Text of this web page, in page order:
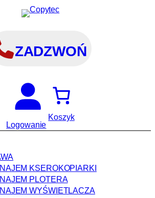
ZADZWOŃ
Logowanie
Koszyk
KSEROKOPIARKI
PLOTERA
WYŚWIETLACZA